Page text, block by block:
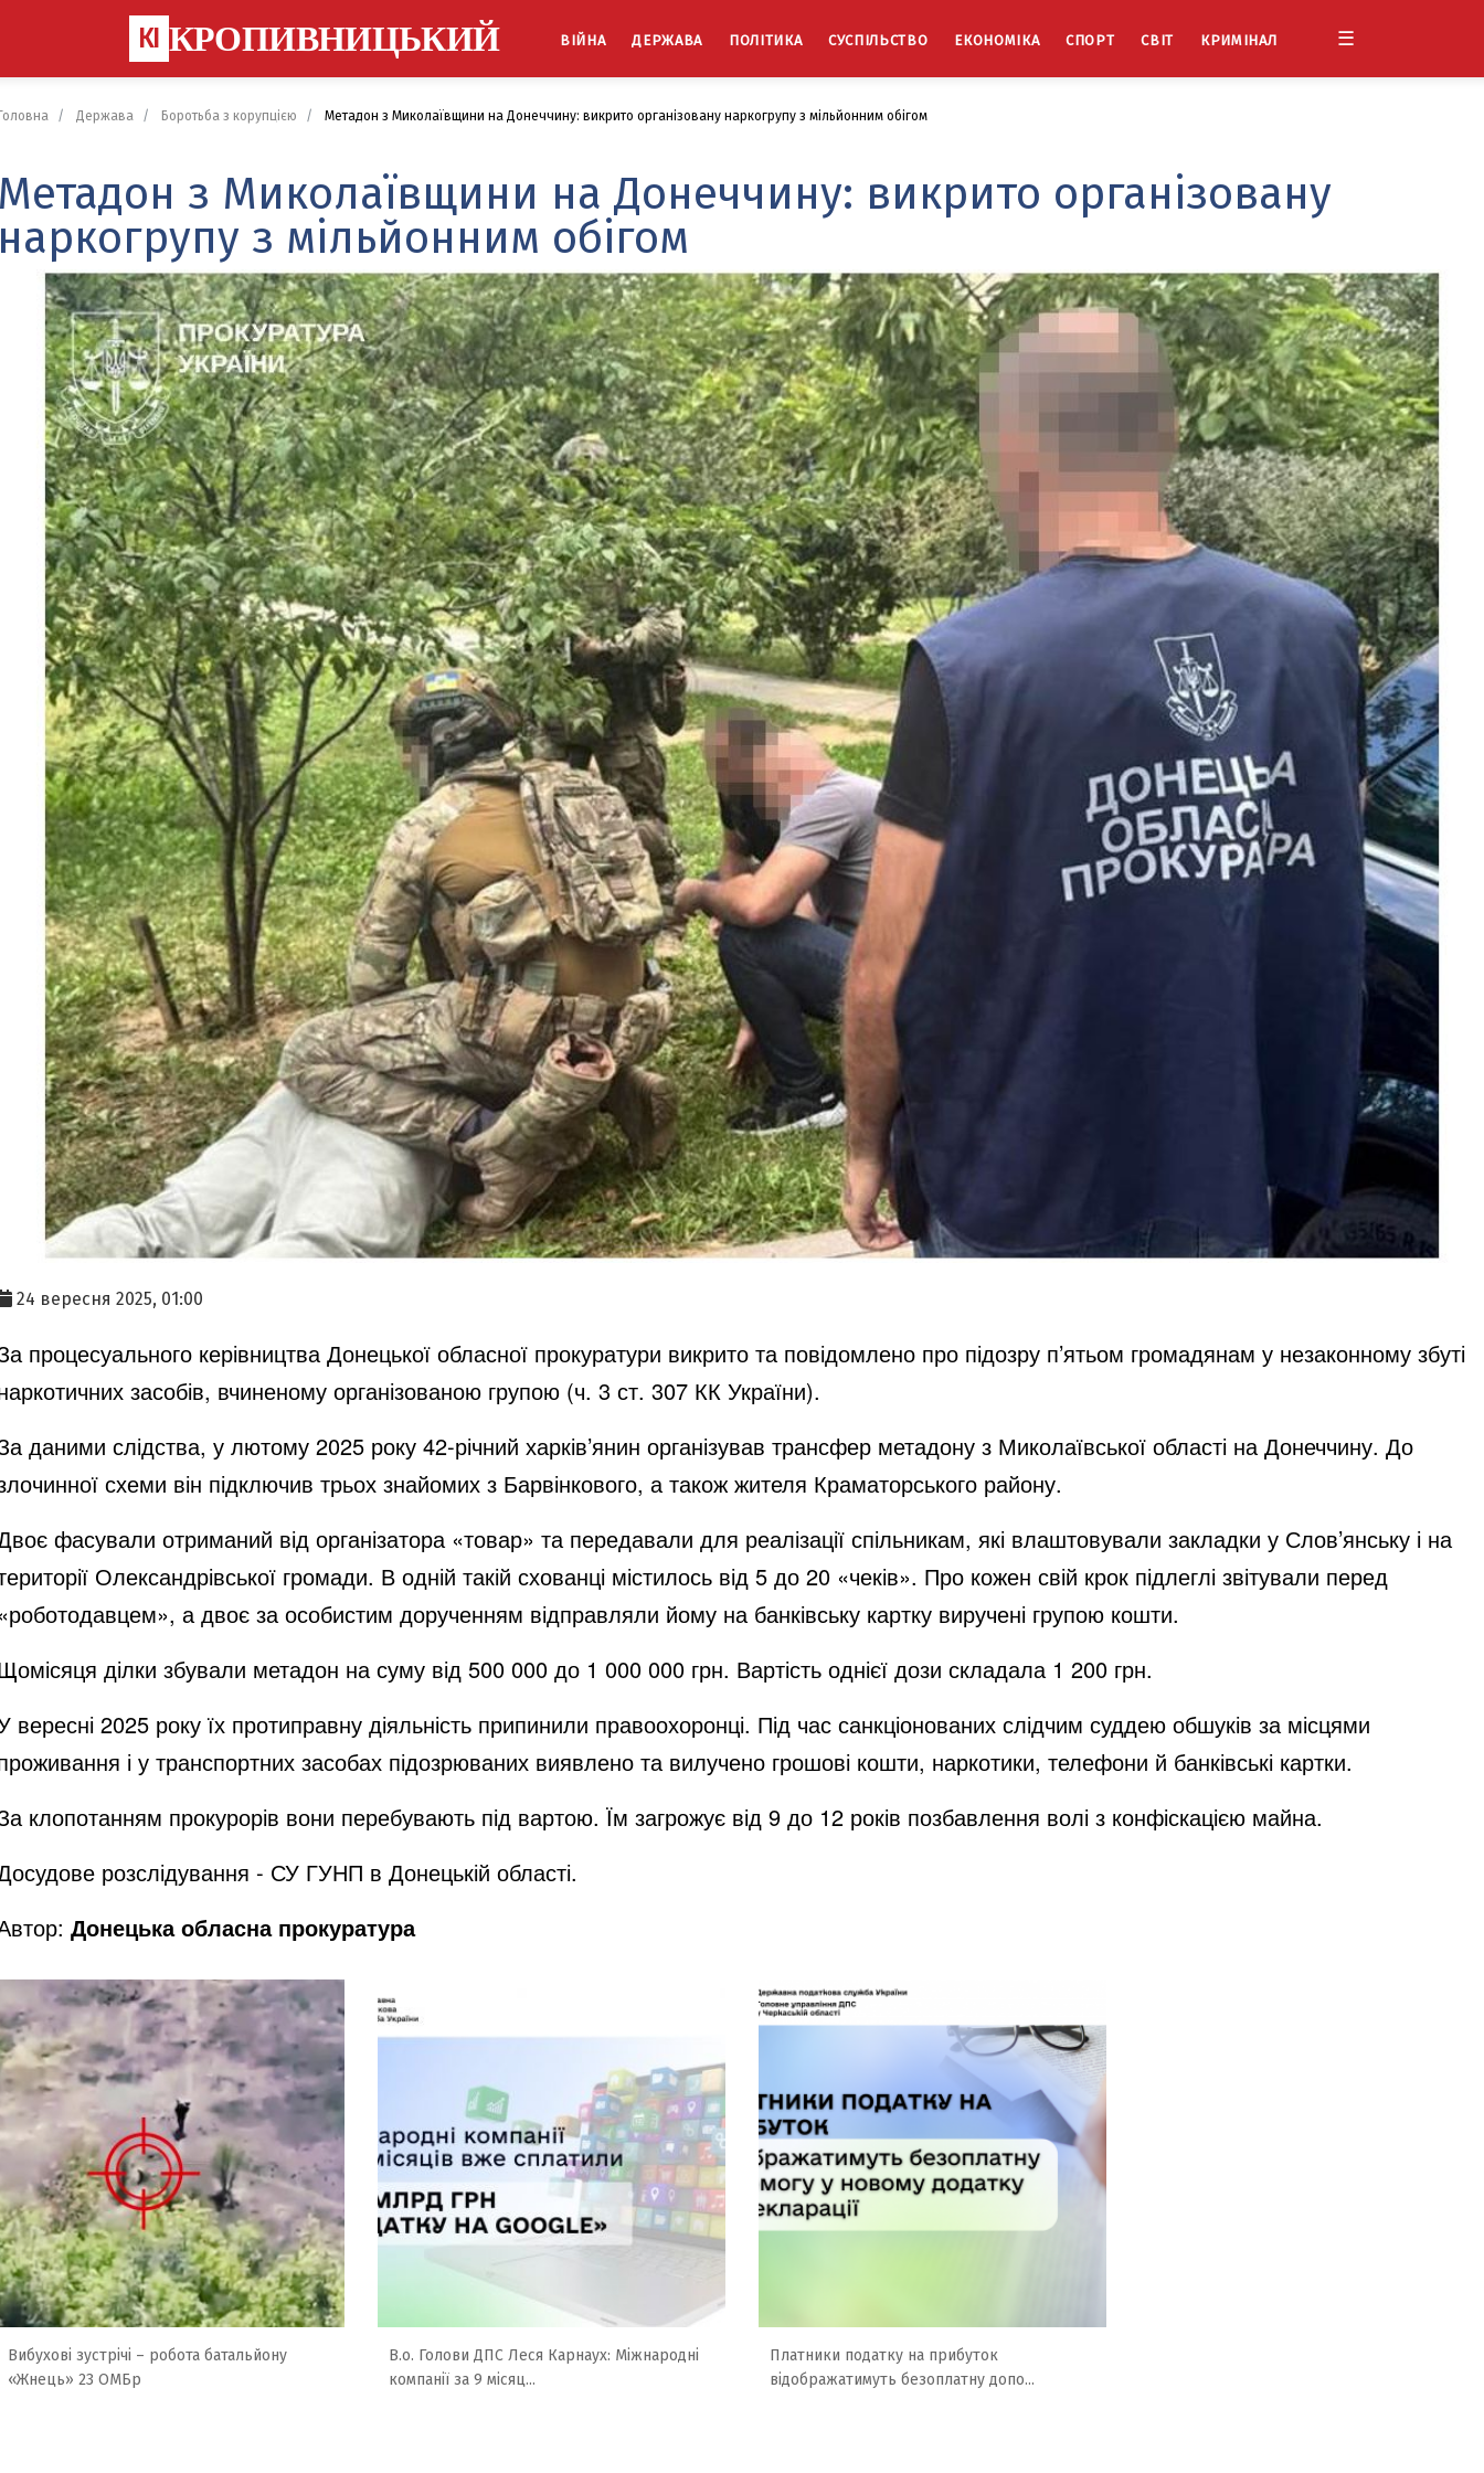
КІ КРОПИВНИЦЬКИЙ ВІЙНА ДЕРЖАВА ПОЛІТИКА СУСПІЛЬСТВО ЕКОНОМІКА СПОРТ СВІТ КРИМІНАЛ ☰
Держава Боротьба з корупцією Метадон з Миколаївщини на Донеччину: викрито організовану наркогрупу з мільйонним обігом
з Миколаївщини на Донеччину: викрито організовану
з мільйонним обігом
24 вересня 2025, 01:00
процесуального керівництва Донецької обласної прокуратури викрито та повідомлено про підозру п’ятьом громадянам у незаконному збуті
засобів, вчиненому організованою групою (ч. 3 ст. 307 КК України).
даними слідства, у лютому 2025 року 42-річний харків’янин організував трансфер метадону з Миколаївської області на Донеччину. До
схеми він підключив трьох знайомих з Барвінкового, а також жителя Краматорського району.
фасували отриманий від організатора «товар» та передавали для реалізації спільникам, які влаштовували закладки у Слов’янську і на
Олександрівської громади. В одній такій схованці містилось від 5 до 20 «чеків». Про кожен свій крок підлеглі звітували перед
а двоє за особистим дорученням відправляли йому на банківську картку виручені групою кошти.
ділки збували метадон на суму від 500 000 до 1 000 000 грн. Вартість однієї дози складала 1 200 грн.
вересні 2025 року їх протиправну діяльність припинили правоохоронці. Під час санкціонованих слідчим суддею обшуків за місцями
і у транспортних засобах підозрюваних виявлено та вилучено грошові кошти, наркотики, телефони й банківські картки.
клопотанням прокурорів вони перебувають під вартою. Їм загрожує від 9 до 12 років позбавлення волі з конфіскацією майна.
розслідування - СУ ГУНП в Донецькій області.
Донецька обласна прокуратура
Вибухові зустрічі – робота батальйону
«Жнець» 23 ОМБр
В.о. Голови ДПС Леся Карнаух: Міжнародні
компанії за 9 місяц...
Платники податку на прибуток
відображатимуть безоплатну допо...